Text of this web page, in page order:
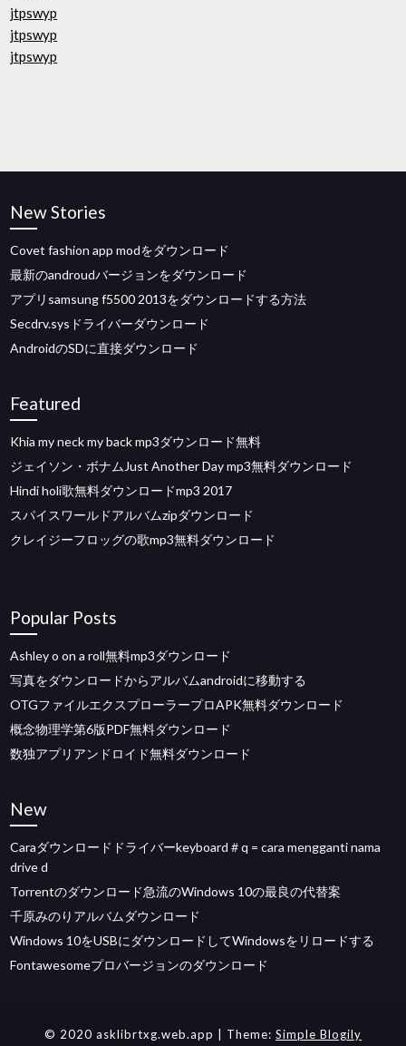
jtpswyp
jtpswyp
jtpswyp
New Stories
Covet fashion app modをダウンロード
最新のandroudバージョンをダウンロード
アプリsamsung f5500 2013をダウンロードする方法
Secdrv.sysドライバーダウンロード
AndroidのSDに直接ダウンロード
Featured
Khia my neck my back mp3ダウンロード無料
ジェイソン・ボナムJust Another Day mp3無料ダウンロード
Hindi holi歌無料ダウンロードmp3 2017
スパイスワールドアルバムzipダウンロード
クレイジーフロッグの歌mp3無料ダウンロード
Popular Posts
Ashley o on a roll無料mp3ダウンロード
写真をダウンロードからアルバムandroidに移動する
OTGファイルエクスプローラープロAPK無料ダウンロード
概念物理学第6版PDF無料ダウンロード
数独アプリアンドロイド無料ダウンロード
New
Caraダウンロードドライバーkeyboard＃q = cara mengganti nama
drive d
Torrentのダウンロード急流のWindows 10の最良の代替案
千原みのりアルバムダウンロード
Windows 10をUSBにダウンロードしてWindowsをリロードする
Fontawesomeプロバージョンのダウンロード
© 2020 asklibrtxg.web.app | Theme: Simple Blogily